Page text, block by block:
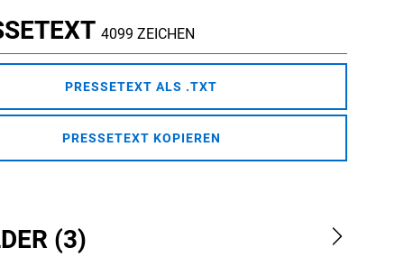
4099 ZEICHEN
PRESSETEXT ALS .TXT
PRESSETEXT KOPIEREN
(3)